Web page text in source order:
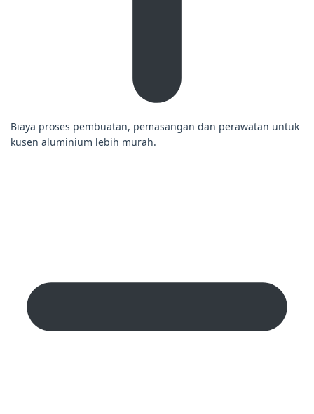
Biaya proses pembuatan, pemasangan dan perawatan untuk
kusen aluminium lebih murah.